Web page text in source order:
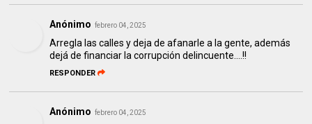
Anónimo febrero 04, 2025
Arregla las calles y deja de afanarle a la gente, además
dejá de financiar la corrupción delincuente....!!
RESPONDER
Anónimo febrero 04, 2025